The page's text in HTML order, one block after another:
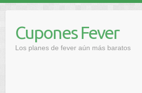
contenidoCupones Fever
Los planes de fever aún más baratos